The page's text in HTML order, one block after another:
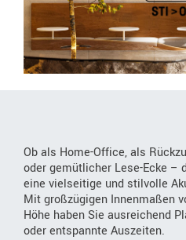
Ob als Home-Office, als
oder gemütlicher Lese-Ecke –
eine vielseitige und stilvolle
Mit großzügigen Innenmaßen
Höhe haben Sie ausreichend
oder entspannte Auszeiten.